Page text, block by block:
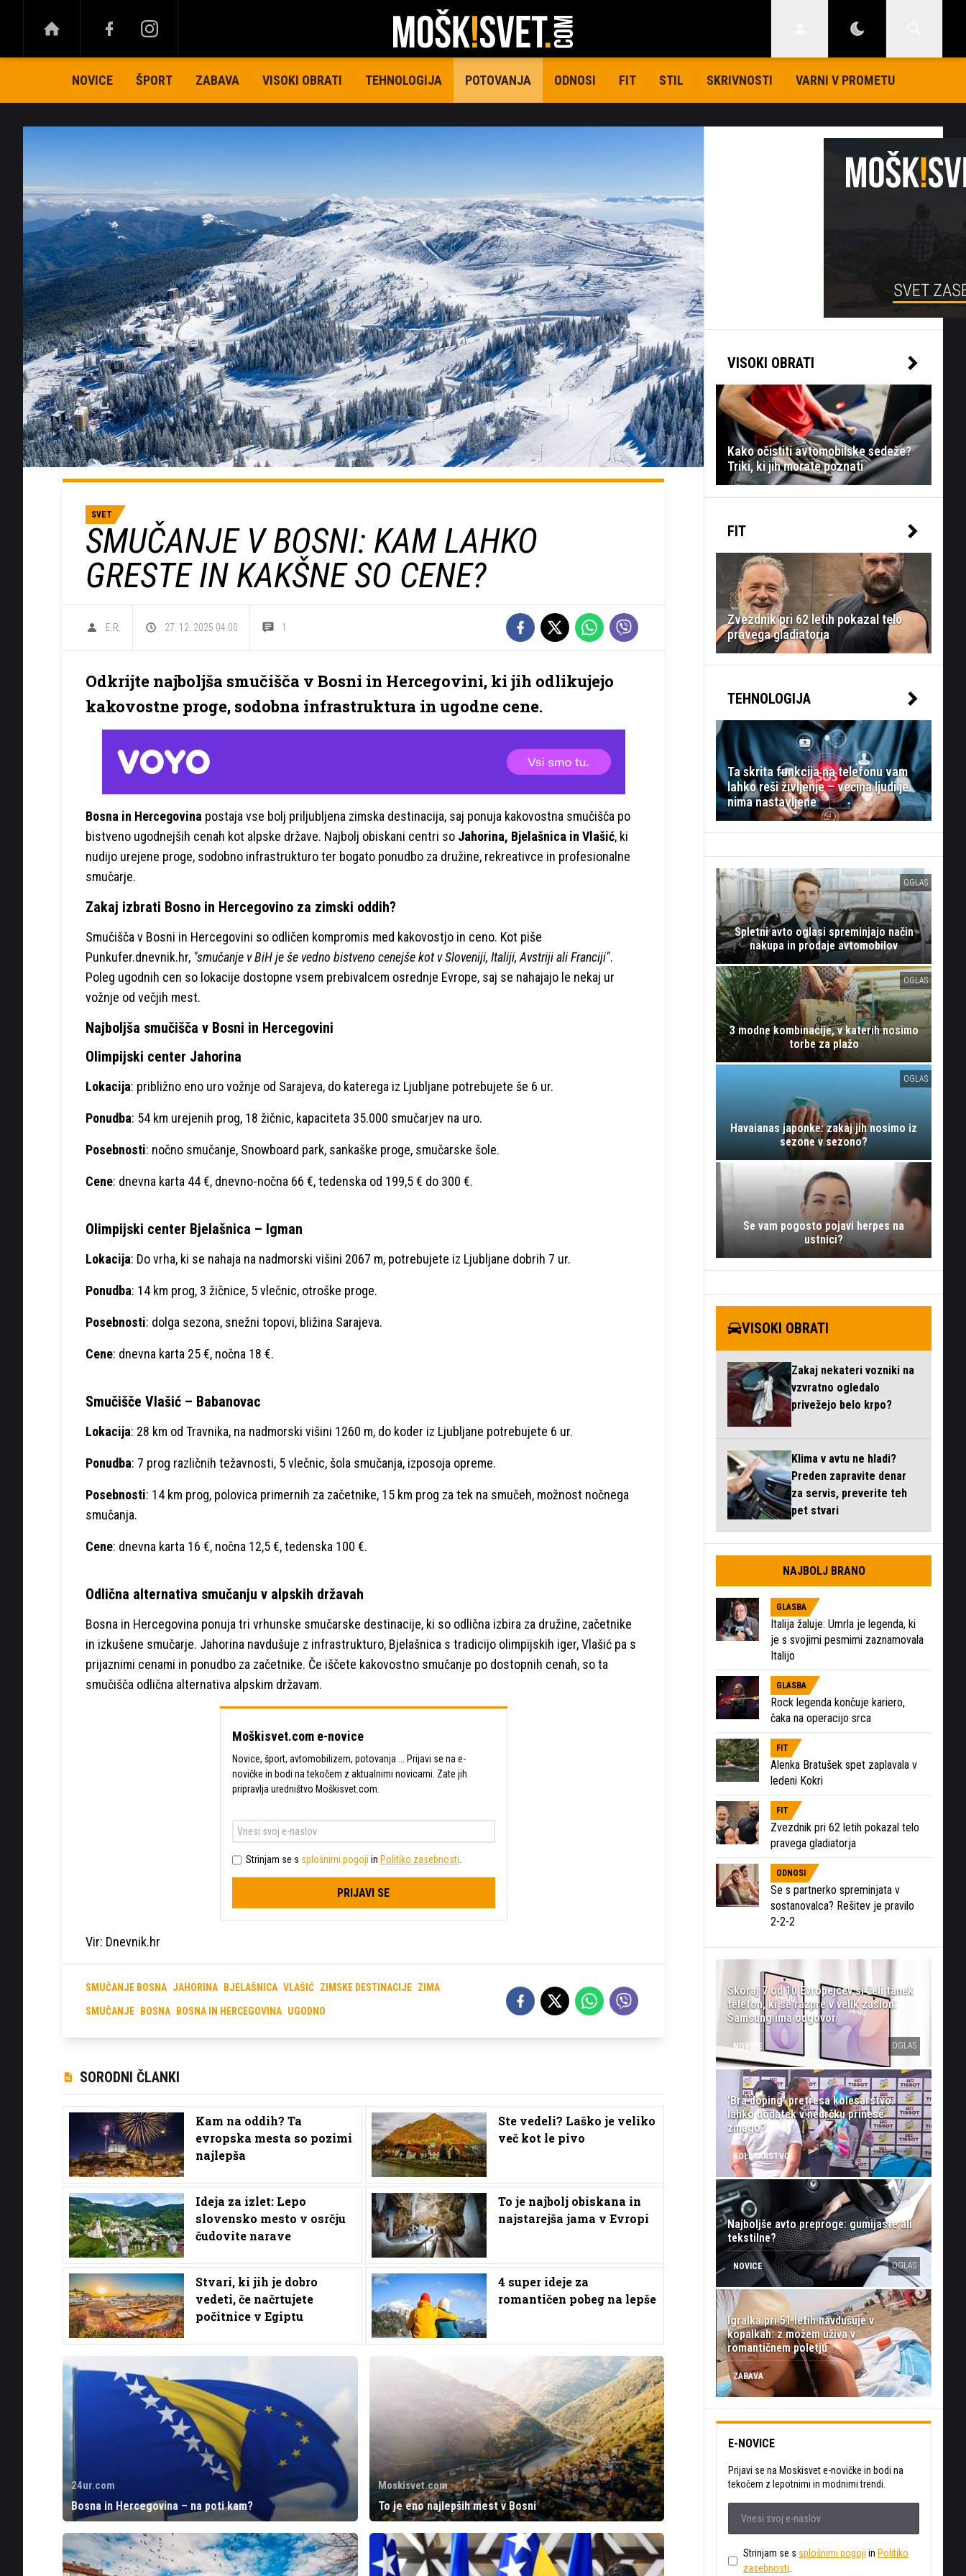
NOVICE ŠPORT ZABAVA VISOKI OBRATI TEHNOLOGIJA POTOVANJA ODNOSI FIT STIL SKRIVNOSTI VARNI V PROMETU
SVET
SMUČANJE V BOSNI: KAM LAHKO
GRESTE IN KAKŠNE SO CENE?
E.R. 27. 12. 2025 04.00 1
Odkrijte najboljša smučišča v Bosni in Hercegovini, ki jih odlikujejo
kakovostne proge, sodobna infrastruktura in ugodne cene.
Bosna in Hercegovina postaja vse bolj priljubljena zimska destinacija, saj ponuja kakovostna smučišča po
bistveno ugodnejših cenah kot alpske države. Najbolj obiskani centri so Jahorina, Bjelašnica in Vlašić, ki
nudijo urejene proge, sodobno infrastrukturo ter bogato ponudbo za družine, rekreativce in profesionalne
smučarje.
Zakaj izbrati Bosno in Hercegovino za zimski oddih?
Smučišča v Bosni in Hercegovini so odličen kompromis med kakovostjo in ceno. Kot piše
Punkufer.dnevnik.hr, "smučanje v BiH je še vedno bistveno cenejše kot v Sloveniji, Italiji, Avstriji ali Franciji".
Poleg ugodnih cen so lokacije dostopne vsem prebivalcem osrednje Evrope, saj se nahajajo le nekaj ur
vožnje od večjih mest.
Najboljša smučišča v Bosni in Hercegovini
Olimpijski center Jahorina
Lokacija: približno eno uro vožnje od Sarajeva, do katerega iz Ljubljane potrebujete še 6 ur.
Ponudba: 54 km urejenih prog, 18 žičnic, kapaciteta 35.000 smučarjev na uro.
Posebnosti: nočno smučanje, Snowboard park, sankaške proge, smučarske šole.
Cene: dnevna karta 44 €, dnevno-nočna 66 €, tedenska od 199,5 € do 300 €.
Olimpijski center Bjelašnica – Igman
Lokacija: Do vrha, ki se nahaja na nadmorski višini 2067 m, potrebujete iz Ljubljane dobrih 7 ur.
Ponudba: 14 km prog, 3 žičnice, 5 vlečnic, otroške proge.
Posebnosti: dolga sezona, snežni topovi, bližina Sarajeva.
Cene: dnevna karta 25 €, nočna 18 €.
Smučišče Vlašić – Babanovac
Lokacija: 28 km od Travnika, na nadmorski višini 1260 m, do koder iz Ljubljane potrebujete 6 ur.
Ponudba: 7 prog različnih težavnosti, 5 vlečnic, šola smučanja, izposoja opreme.
Posebnosti: 14 km prog, polovica primernih za začetnike, 15 km prog za tek na smučeh, možnost nočnega
smučanja.
Cene: dnevna karta 16 €, nočna 12,5 €, tedenska 100 €.
Odlična alternativa smučanju v alpskih državah
Bosna in Hercegovina ponuja tri vrhunske smučarske destinacije, ki so odlična izbira za družine, začetnike
in izkušene smučarje. Jahorina navdušuje z infrastrukturo, Bjelašnica s tradicijo olimpijskih iger, Vlašić pa s
prijaznimi cenami in ponudbo za začetnike. Če iščete kakovostno smučanje po dostopnih cenah, so ta
smučišča odlična alternativa alpskim državam.
Moškisvet.com e-novice
Novice, šport, avtomobilizem, potovanja ... Prijavi se na e-
novičke in bodi na tekočem z aktualnimi novicami. Zate jih
pripravlja uredništvo Moškisvet.com.
Strinjam se s splošnimi pogoji in Politiko zasebnosti
PRIJAVI SE
Vir: Dnevnik.hr
SMUČANJE BOSNA JAHORINA BJELAŠNICA VLAŠIĆ ZIMSKE DESTINACIJE ZIMA
SMUČANJE BOSNA BOSNA IN HERCEGOVINA UGODNO
SORODNI ČLANKI
Kam na oddih? Ta
evropska mesta so pozimi
najlepša
Ste vedeli? Laško je veliko
več kot le pivo
Ideja za izlet: Lepo
slovensko mesto v osrčju
čudovite narave
To je najbolj obiskana in
najstarejša jama v Evropi
Stvari, ki jih je dobro
vedeti, če načrtujete
počitnice v Egiptu
4 super ideje za
romantičen pobeg na lepše
24ur.com
Bosna in Hercegovina – na poti kam?
Moskisvet.com
To je eno najlepših mest v Bosni
VISOKI OBRATI
Kako očistiti avtomobilske sedeže?
Triki, ki jih morate poznati
FIT
Zvezdnik pri 62 letih pokazal telo
pravega gladiatorja
TEHNOLOGIJA
Ta skrita funkcija na telefonu vam
lahko reši življenje – večina ljudi je
nima nastavljene
OGLAS
Spletni avto oglasi spreminjajo način
nakupa in prodaje avtomobilov
OGLAS
3 modne kombinacije, v katerih nosimo
torbe za plažo
OGLAS
Havaianas japonke: zakaj jih nosimo iz
sezone v sezono?
Se vam pogosto pojavi herpes na
ustnici?
VISOKI OBRATI
Zakaj nekateri vozniki na
vzvratno ogledalo
privežejo belo krpo?
Klima v avtu ne hladi?
Preden zapravite denar
za servis, preverite teh
pet stvari
NAJBOLJ BRANO
GLASBA
Italija žaluje: Umrla je legenda, ki
je s svojimi pesmimi zaznamovala
Italijo
GLASBA
Rock legenda končuje kariero,
čaka na operacijo srca
FIT
Alenka Bratušek spet zaplavala v
ledeni Kokri
FIT
Zvezdnik pri 62 letih pokazal telo
pravega gladiatorja
ODNOSI
Se s partnerko spreminjata v
sostanovalca? Rešitev je pravilo
2-2-2
Skoraj 7 od 10 Evropejcev si želi tanek
telefon, ki se razpre v velik zaslon:
Samsung ima odgovor
NOVICE OGLAS
'Bra doping' pretresa kolesarstvo:
lahko dodatek v nedrčku prinese
zmago?
KOLESARSTVO
Najboljše avto preproge: gumijaste ali
tekstilne?
NOVICE OGLAS
Igralka pri 51 letih navdušuje v
kopalkah: z možem uživa v
romantičnem poletju
ZABAVA
E-NOVICE
Prijavi se na Moskisvet e-novičke in bodi na
tekočem z lepotnimi in modnimi trendi.
Strinjam se s splošnimi pogoji in Politiko
zasebnosti